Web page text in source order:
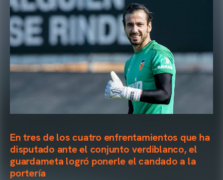
En tres de los cuatro enfrentamientos que ha
disputado ante el conjunto verdiblanco, el
guardameta logró ponerle el candado a la
portería